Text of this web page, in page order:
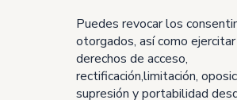
Puedes revocar los
otorgados, así como
derechos de acceso,
rectificación,limitación,
supresión y portabilidad